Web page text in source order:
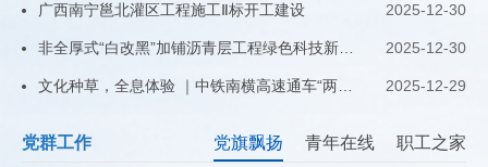
广西南宁邕北灌区工程施工Ⅱ标开工建设 2025-12-30
非全厚式“白改黑”加铺沥青层工程绿色科技新技术暨高速公路路域价值提升经验交流会在玉林举行 2025-12-30
文化种草，全息体验 ｜中铁南横高速通车“两周年”主题活动暨中铁高速焕新节活动成功举办 2025-12-29
党群工作 党旗飘扬 青年在线 职工之家